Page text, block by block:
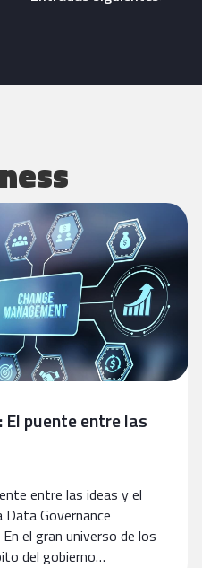
puente entre las
entre las ideas y el
Governance
el gran universo de los
del gobierno…